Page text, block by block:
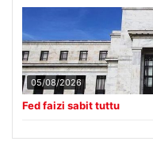
05/08/2026
Fed faizi sabit tuttu